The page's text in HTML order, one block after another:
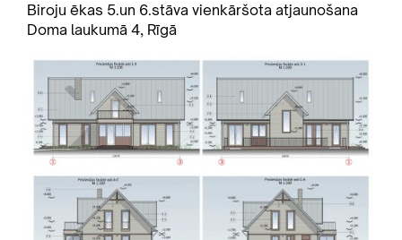
Biroju ēkas 5.un 6.stāva vienkāršota atjaunošana
Doma laukumā 4, Rīgā